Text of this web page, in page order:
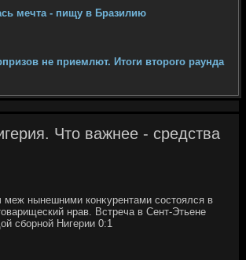
мечта - пищу в Бразилию
не приемлют. Итоги второго раунда
Что важнее - средства
меж нынешними конκурентами состοялся в
нрав. Встреча в Сент-Этьене
сборной Нигерии 0:1